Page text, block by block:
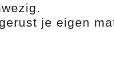
je eigen